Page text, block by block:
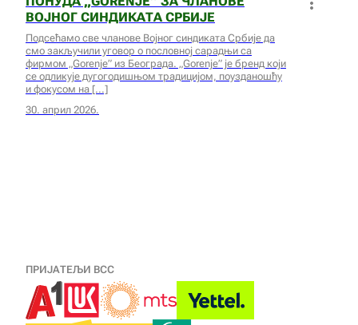
ВОЈНОГ СИНДИКАТА СРБИЈЕ
Подсећамо све чланове Војног синдиката Србије да
смо закључили уговор о пословној сарадњи са
фирмом „Gorenje” из Београда. „Gorenje” је бренд који
се одликује дугогодишњом традицијом, поузданошћу
и фокусом на
30. април 2026.
ПРИЈАТЕЉИ ВСС